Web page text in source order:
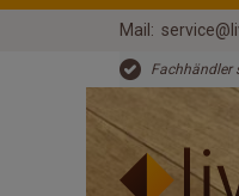
Mail:
Fachhändler